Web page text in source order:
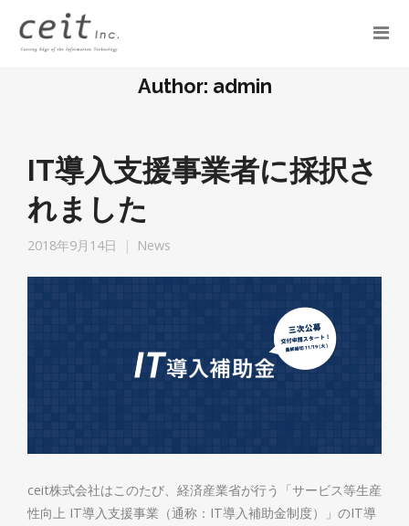
Author: admin
IT導入支援事業者に採択さ
れました
2018年9月14日 News
ceit株式会社はこのたび、経済産業省が行う「サービス等生産
性向上 IT導入支援事業（通称：IT導入補助金制度）」のIT導